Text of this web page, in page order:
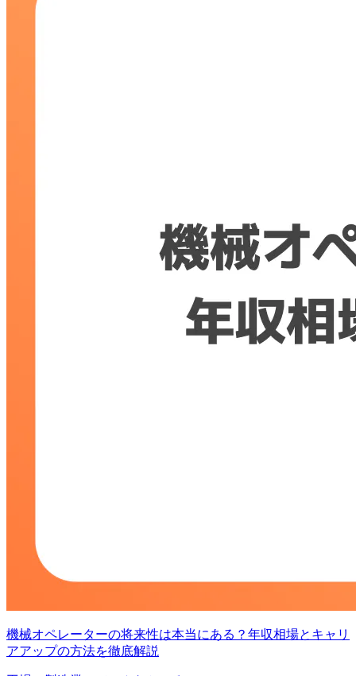
機械オペレーターの将来性は本当にある？年収相場とキャリ
アアップの方法を徹底解説